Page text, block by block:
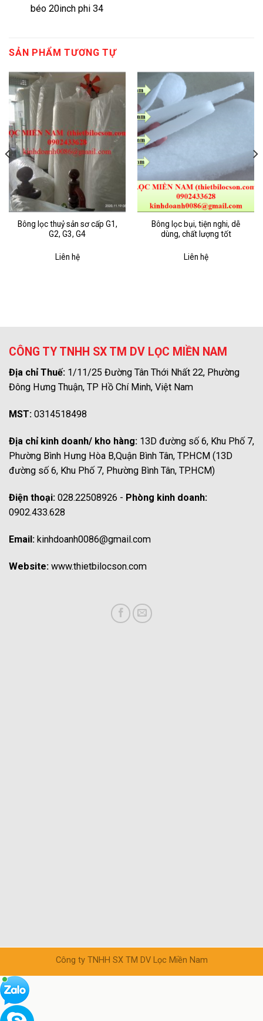
béo 20inch phi 34
SẢN PHẨM TƯƠNG TỰ
Bông lọc thuỷ sản sơ cấp G1,
G2, G3, G4
Liên hệ
Bông lọc bụi, tiện nghi, dễ
dùng, chất lượng tốt
Liên hệ
CÔNG TY TNHH SX TM DV LỌC MIỀN NAM
Địa chỉ Thuế: 1/11/25 Đường Tân Thới Nhất 22, Phường
Đông Hưng Thuận, TP Hồ Chí Minh, Việt Nam
MST: 0314518498
Địa chỉ kinh doanh/ kho hàng: 13D đường số 6, Khu Phố 7,
Phường Bình Hưng Hòa B,Quận Bình Tân, TP.HCM (13D
đường số 6, Khu Phố 7, Phường Bình Tân, TP.HCM)
Điện thoại: 028.22508926 - Phòng kinh doanh:
0902.433.628
Email: kinhdoanh0086@gmail.com
Website: www.thietbilocson.com
Công ty TNHH SX TM DV Lọc Miền Nam